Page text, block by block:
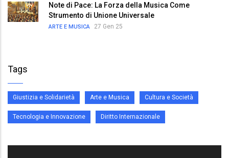
Note di Pace: La Forza della Musica Come
Strumento di Unione Universale
ARTE E MUSICA 27 Gen 25
Tags
Giustizia e Solidarietà Arte e Musica Cultura e Società
Tecnologia e Innovazione Diritto Internazionale